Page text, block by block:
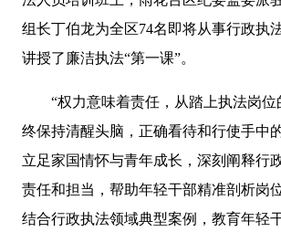
组长丁伯龙为全区74名即将从事行政执
讲授了廉洁执法“第一课”。
“权力意味着责任，从踏上执法岗位
终保持清醒头脑，正确看待和行使手
立足家国情怀与青年成长，深刻阐释行
责任和担当，帮助年轻干部精准剖析岗
结合行政执法领域典型案例，教育年轻